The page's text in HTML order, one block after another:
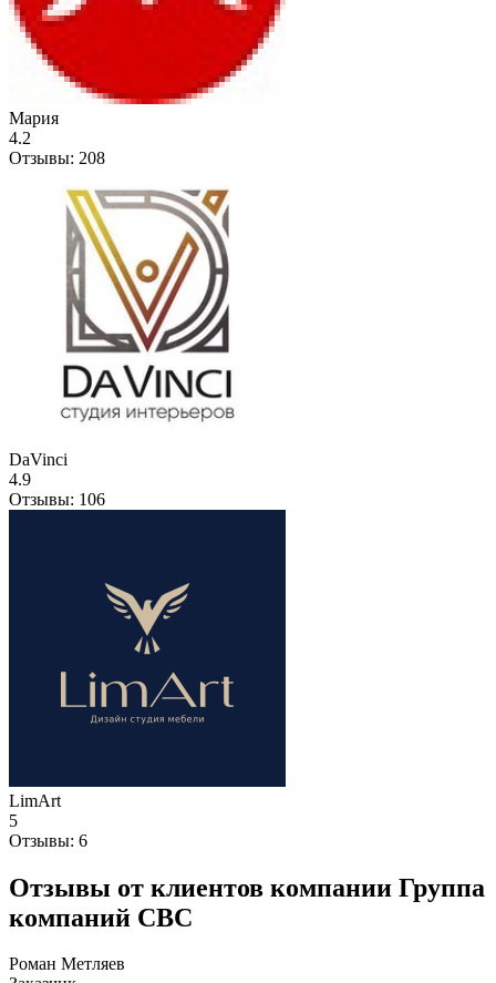
Мария
4.2
Отзывы: 208
DaVinci
4.9
Отзывы: 106
LimArt
5
Отзывы: 6
Отзывы от клиентов компании Группа
компаний СBC
Роман Метляев